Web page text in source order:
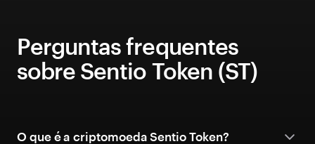
Perguntas frequentes
sobre Sentio Token (ST)
O que é a criptomoeda Sentio Token?